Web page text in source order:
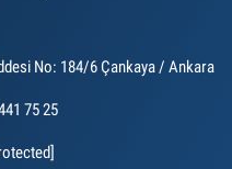
No: 184/6 Çankaya / Ankara
75 25